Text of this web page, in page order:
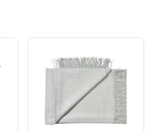
Aan
verlanglijst
toevoegen